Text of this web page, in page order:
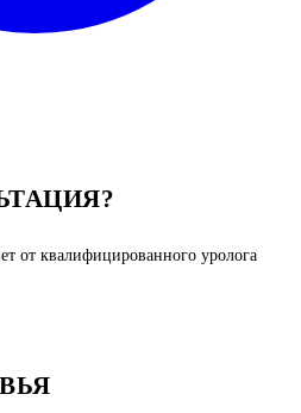
от квалифицированного уролога